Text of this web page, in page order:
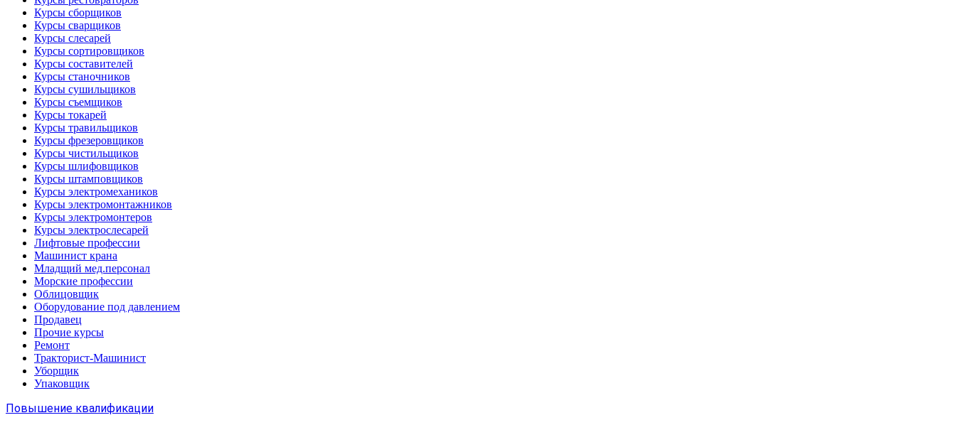
Курсы сборщиков
Курсы сварщиков
Курсы слесарей
Курсы сортировщиков
Курсы составителей
Курсы станочников
Курсы сушильщиков
Курсы съемщиков
Курсы токарей
Курсы травильщиков
Курсы фрезеровщиков
Курсы чистильщиков
Курсы шлифовщиков
Курсы штамповщиков
Курсы электромехаников
Курсы электромонтажников
Курсы электромонтеров
Курсы электрослесарей
Лифтовые профессии
Машинист крана
Младщий мед.персонал
Морские профессии
Облицовщик
Оборудование под давлением
Продавец
Прочие курсы
Ремонт
Тракторист-Машинист
Уборщик
Упаковщик
Повышение квалификации